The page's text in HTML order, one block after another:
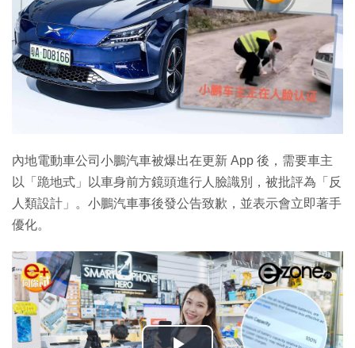
內地電動車公司小鵬汽車被爆出在更新 App 後，需要車主
以「跪地式」以車身前方鏡頭進行人臉識別，被批評為「反
人類設計」。小鵬汽車事後發公告致歉，並表示會立即著手
優化。